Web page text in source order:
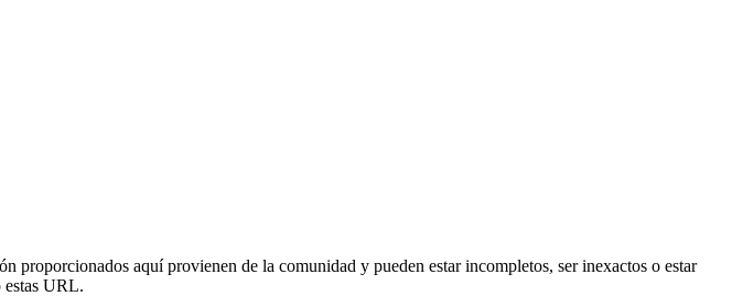
aquí provienen de la comunidad y pueden estar incompletos, ser inexactos o estar
estas URL.